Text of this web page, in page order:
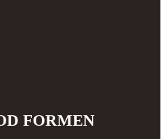
FORMEN